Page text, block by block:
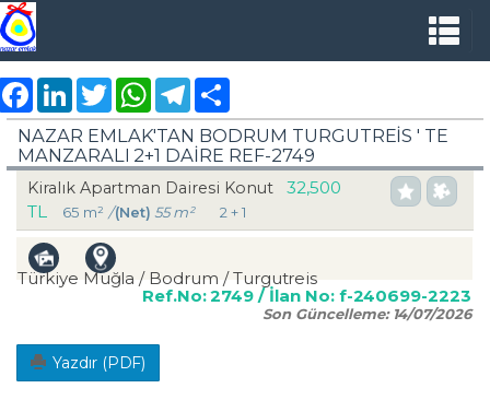
FacebookLinkedInTwitter WhatsAppTelegram
NAZAR EMLAK'TAN BODRUM TURGUTREİS ' TE
MANZARALI 2+1 DAİRE REF-2749
Kiralık Apartman Dairesi Konut
32,500
TL
65 m² /(Net) 55 m² 2 + 1
Türkiye Muğla / Bodrum / Turgutreis
Ref.No:2749 / İlan No: f-240699-2223
Son Güncelleme: 14/07/2026
Yazdır (PDF)